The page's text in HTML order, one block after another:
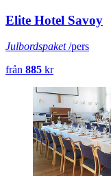
Elite Hotel Savoy
Julbordspaket/pers
från 885 kr